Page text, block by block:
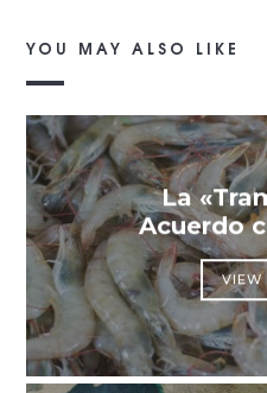
YOU MAY ALSO LIKE
La
Acuerdo
VIEW